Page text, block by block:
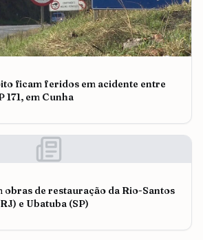
ficam feridos em acidente entre
171, em Cunha
obras de restauração da Rio-Santos
e Ubatuba (SP)